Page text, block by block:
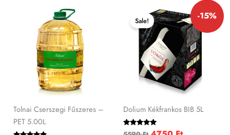
Tolnai Cserszegi Fűszeres –
PET 5.00L
-15%
Sale!
Dolium Kékfrankos BIB 5L
Értékelés:
Original
price
was:
5590 Ft.
Current
price
is:
4750 Ft.